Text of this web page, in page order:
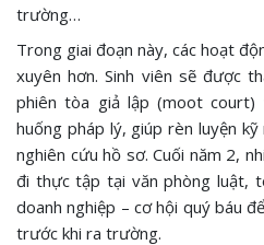
trường…
Trong giai đoạn này, các hoạt
xuyên hơn. Sinh viên sẽ được
phiên tòa giả lập (moot court)
huống pháp lý, giúp rèn luyện
nghiên cứu hồ sơ. Cuối năm 2,
đi thực tập tại văn phòng luật,
doanh nghiệp – cơ hội quý báu
trước khi ra trường.